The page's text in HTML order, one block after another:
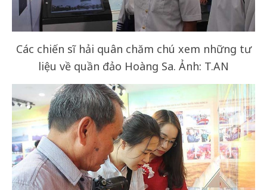
Các chiến sĩ hải quân chăm chú xem những tư
liệu về quần đảo Hoàng Sa. Ảnh: T.AN